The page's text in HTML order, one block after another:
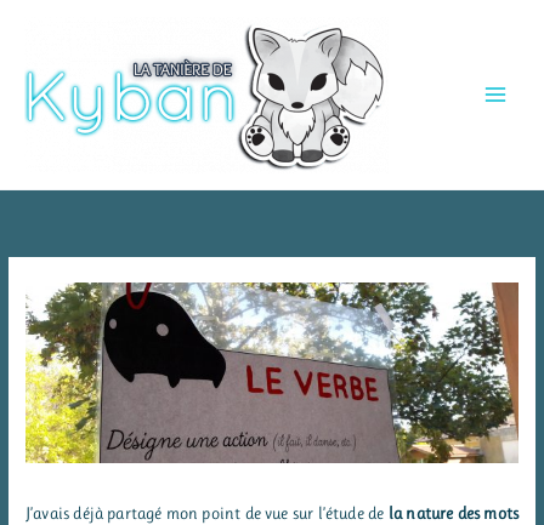
contenu
J’avais déjà partagé mon point de vue sur l’étude de la nature des mots